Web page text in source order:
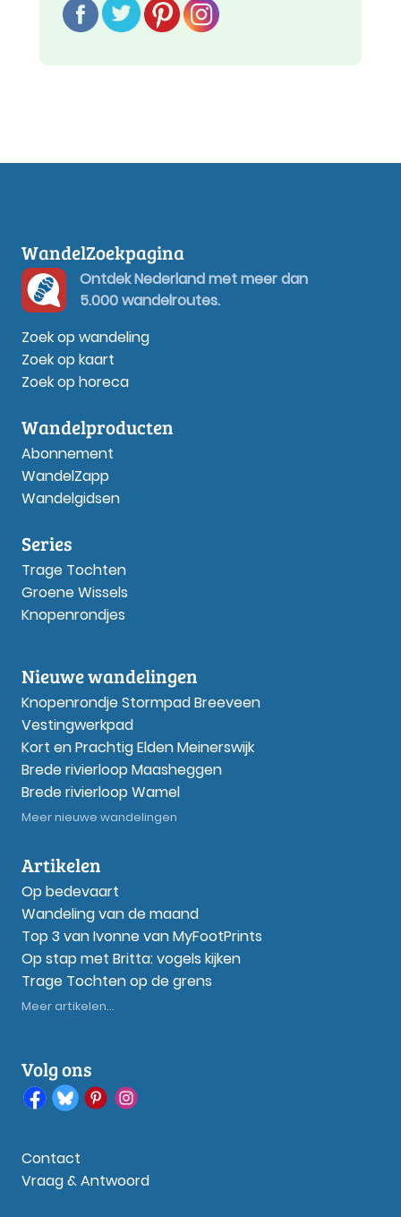
WandelZoekpagina
Ontdek Nederland met meer dan
5.000 wandelroutes.
Zoek op wandeling
Zoek op kaart
Zoek op horeca
Wandelproducten
Abonnement
WandelZapp
Wandelgidsen
Series
Trage Tochten
Groene Wissels
Knopenrondjes
Nieuwe wandelingen
Knopenrondje Stormpad Breeveen
Vestingwerkpad
Kort en Prachtig Elden Meinerswijk
Brede rivierloop Maasheggen
Brede rivierloop Wamel
Meer nieuwe wandelingen
Artikelen
Op bedevaart
Wandeling van de maand
Top 3 van Ivonne van MyFootPrints
Op stap met Britta: vogels kijken
Trage Tochten op de grens
Meer artikelen...
Volg ons
Contact
Vraag & Antwoord